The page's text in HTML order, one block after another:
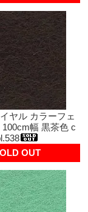
ヤル カラーフェ
100cm幅 黒茶色 c
OUT